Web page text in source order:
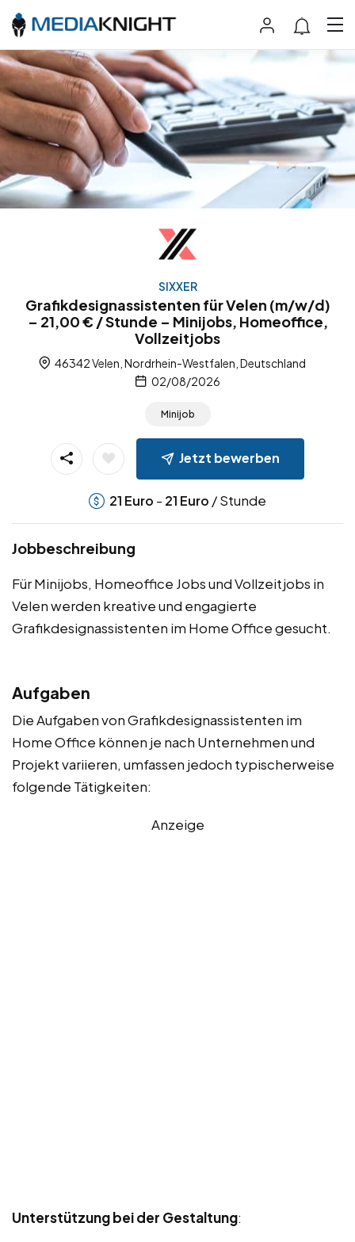
SIXXER
Grafikdesignassistenten für Velen (m/w/d)
– 21,00 € / Stunde – Minijobs, Homeoffice,
Vollzeitjobs
46342 Velen, Nordrhein-Westfalen, Deutschland
02/08/2026
Minijob
Jetzt bewerben
21 Euro - 21 Euro / Stunde
Jobbeschreibung
Für Minijobs, Homeoffice Jobs und Vollzeitjobs in
Velen werden kreative und engagierte
Grafikdesignassistenten im Home Office gesucht.
Aufgaben
Die Aufgaben von Grafikdesignassistenten im
Home Office können je nach Unternehmen und
Projekt variieren, umfassen jedoch typischerweise
folgende Tätigkeiten:
Anzeige
Unterstützung bei der Gestaltung: